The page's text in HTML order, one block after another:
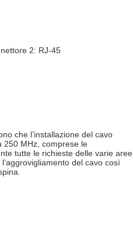
2: RJ-45
che l’installazione del cavo
250 MHz, comprese le
tutte le richieste delle varie aree
del cavo così